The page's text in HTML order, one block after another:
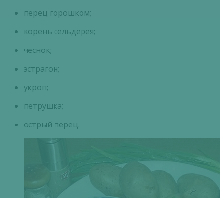
перец горошком;
корень сельдерея;
чеснок;
эстрагон;
укроп;
петрушка;
острый перец.